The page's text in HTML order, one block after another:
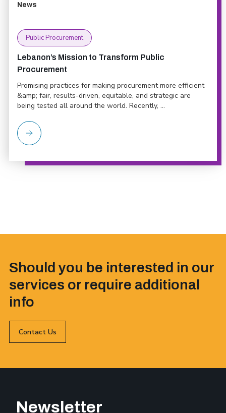
News
Public Procurement
Lebanon’s Mission to Transform Public
Procurement
Promising practices for making procurement more efficient
&amp; fair, results-driven, equitable, and strategic are
being tested all around the world. Recently, ...
Should you be interested in our
services or require additional
info
Contact Us
Newsletter